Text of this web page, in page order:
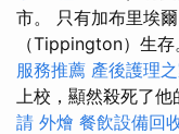
市。 只有加布里埃
（Tippington）生存
服務推薦 產後護理
上校，顯然殺死了他
請 外燴 餐飲設備回